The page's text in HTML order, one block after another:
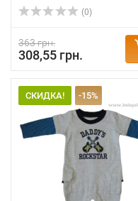
(0)
363 грн.
308,55 грн.
СКИДКА! -15%